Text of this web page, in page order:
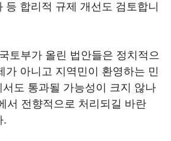
등 합리적 규제 개선도 검토합니
토부가 올린 법안들은 정치적으
가 아니고 지역민이 환영하는 민
도 통과될 가능성이 크지 않나
서 전향적으로 처리되길 바란
.